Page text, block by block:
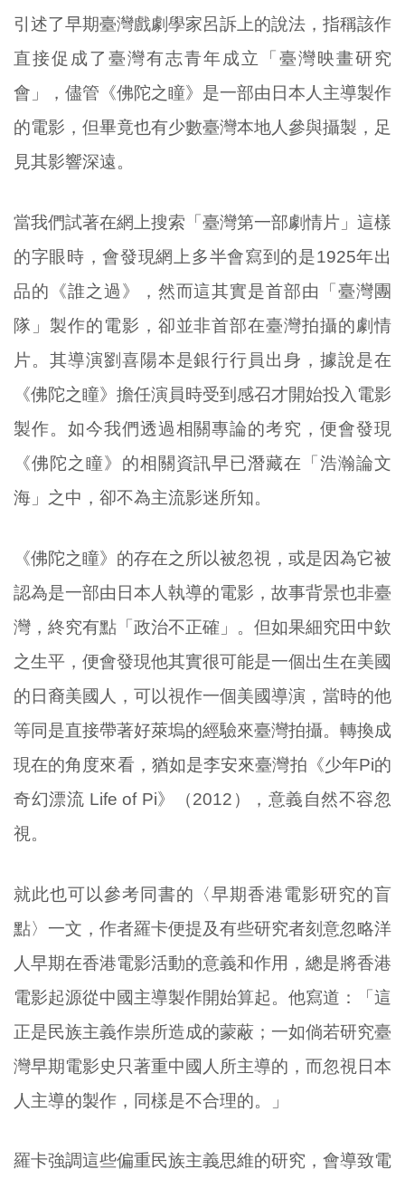
引述了早期臺灣戲劇學家呂訴上的說法，指稱該作
直接促成了臺灣有志青年成立「臺灣映畫研究
會」，儘管《佛陀之瞳》是一部由日本人主導製作
的電影，但畢竟也有少數臺灣本地人參與攝製，足
見其影響深遠。
當我們試著在網上搜索「臺灣第一部劇情片」這樣
的字眼時，會發現網上多半會寫到的是1925年出
品的《誰之過》，然而這其實是首部由「臺灣團
隊」製作的電影，卻並非首部在臺灣拍攝的劇情
片。其導演劉喜陽本是銀行行員出身，據說是在
《佛陀之瞳》擔任演員時受到感召才開始投入電影
製作。如今我們透過相關專論的考究，便會發現
《佛陀之瞳》的相關資訊早已潛藏在「浩瀚論文
海」之中，卻不為主流影迷所知。
《佛陀之瞳》的存在之所以被忽視，或是因為它被
認為是一部由日本人執導的電影，故事背景也非臺
灣，終究有點「政治不正確」。但如果細究田中欽
之生平，便會發現他其實很可能是一個出生在美國
的日裔美國人，可以視作一個美國導演，當時的他
等同是直接帶著好萊塢的經驗來臺灣拍攝。轉換成
現在的角度來看，猶如是李安來臺灣拍《少年Pi的
奇幻漂流 Life of Pi》（2012），意義自然不容忽
視。
就此也可以參考同書的〈早期香港電影研究的盲
點〉一文，作者羅卡便提及有些研究者刻意忽略洋
人早期在香港電影活動的意義和作用，總是將香港
電影起源從中國主導製作開始算起。他寫道：「這
正是民族主義作祟所造成的蒙蔽；一如倘若研究臺
灣早期電影史只著重中國人所主導的，而忽視日本
人主導的製作，同樣是不合理的。」
羅卡強調這些偏重民族主義思維的研究，會導致電